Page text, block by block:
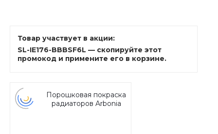
Товар участвует в акции:
SL-IE176-BBBSF6L — скопируйте этот
промокод и примените его в корзине.
Порошковая покраска
радиаторов Arbonia